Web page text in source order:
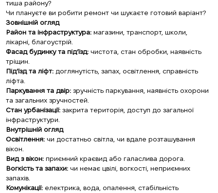
тиша району?
Чи плануєте ви робити ремонт чи шукаєте готовий варіант?
Зовнішній огляд
Район та інфраструктура: магазини, транспорт, школи,
лікарні, благоустрій.
Фасад будинку та під’їзд: чистота, стан обробки, наявність
тріщин.
Під’їзд та ліфт: доглянутість, запах, освітлення, справність
ліфта.
Паркування та двір: зручність паркування, наявність охорони
та загальних зручностей.
Стан урбанізації: закрита територія, доступ до загальної
інфраструктури.
Внутрішній огляд
Освітлення: чи достатньо світла, чи вдале розташування
вікон.
Вид з вікон: приємний краєвид або галаслива дорога.
Вогкість та запахи: чи немає цвілі, вогкості, неприємних
запахів.
Комунікації: електрика, вода, опалення, стабільність